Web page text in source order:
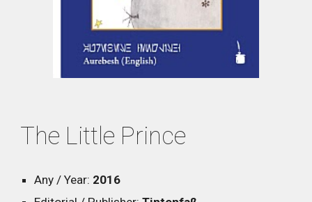
The Little Prince
Any / Year: 2016